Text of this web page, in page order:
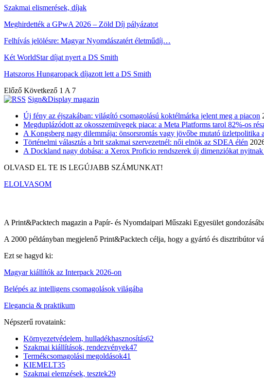
Szakmai elismerések, díjak
Meghirdették a GPwA 2026 – Zöld Díj pályázatot
Felhívás jelölésre: Magyar Nyomdászatért életműdíj…
Két WorldStar díjat nyert a DS Smith
Hatszoros Hungaropack díjazott lett a DS Smith
Előző Következő 1 A 7
Sign&Display magazin
Új fény az éjszakában: világító csomagolású koktélmárka jelent meg a piacon
Megduplázódott az okosszemüvegek piaca: a Meta Platforms tarol 82%-os
A Kongsberg nagy dilemmája: önsorsrontás vagy jövőbe mutató üzletpolitika
Történelmi választás a brit szakmai szervezetnél: női elnök az SDEA élén
A Dockland nagy dobása: a Xerox Proficio rendszerek új dimenziókat
OLVASD EL TE IS LEGÚJABB SZÁMUNKAT!
ELOLVASOM
A Print&Packtech magazin a Papír- és Nyomdaipari Műszaki Egyesület
A 2000 példányban megjelenő Print&Packtech célja, hogy a gyártó és disztribútor
Ezt se hagyd ki:
Magyar kiállítók az Interpack 2026-on
Belépés az intelligens csomagolások világába
Elegancia & praktikum
Népszerű rovataink:
Környezetvédelem, hulladékhasznosítás62
Szakmai kiállítások, rendezvények47
Termékcsomagolási megoldások41
KIEMELT35
Szakmai elemzések, tesztek29